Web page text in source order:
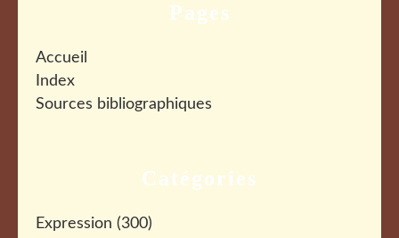
Catégories
Expression (300)
Pages
Accueil
Index
Sources bibliographiques